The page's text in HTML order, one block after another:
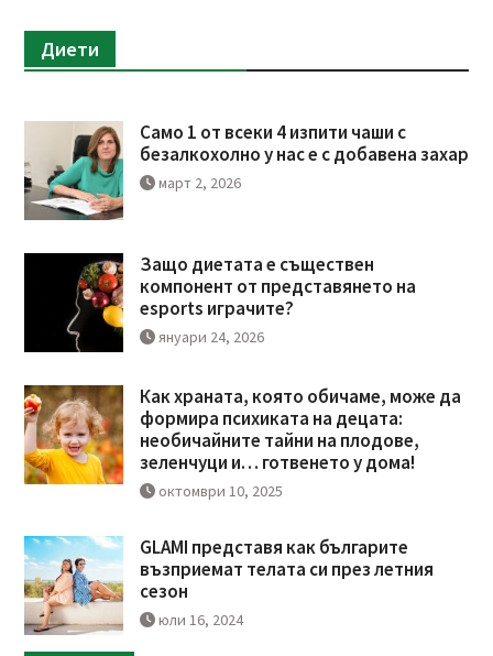
Диети
Само 1 от всеки 4 изпити чаши с
безалкохолно у нас е с добавена захар
март 2, 2026
Защо диетата е съществен
компонент от представянето на
esports играчите?
януари 24, 2026
Как храната, която обичаме, може да
формира психиката на децата:
необичайните тайни на плодове,
зеленчуци и… готвенето у дома!
октомври 10, 2025
GLAMI представя как българите
възприемат телата си през летния
сезон
юли 16, 2024